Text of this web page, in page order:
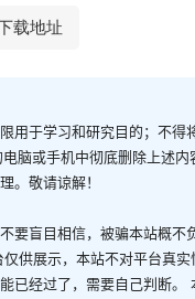
载地址
用于学习和研究目的；不
脑或手机中彻底删除上述
。敬请谅解！
要盲目相信，被骗本站概
供展示，本站不对平台真
已经过了，需要自己判断